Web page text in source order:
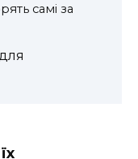
самі за